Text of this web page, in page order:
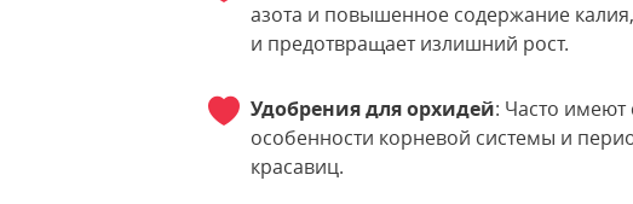
азота и повышенное содержание
и предотвращает излишний рост.
Удобрения для орхидей: Часто
особенности корневой системы и
красавиц.